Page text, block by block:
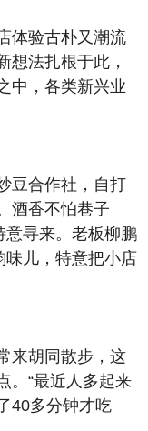
体验古朴又潮流
想法扎根于此，
中，各类新兴业
豆合作社，自打
酒香不怕巷子
意寻来。老板柳鹏
味儿，特意把小店
来胡同散步，这
。“最近人多起来
40多分钟才吃